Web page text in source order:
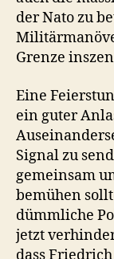
der Nato zu
Grenze
Eine
ein guter
Signal zu
gemeinsam
bemühen
dümmliche
jetzt
dass